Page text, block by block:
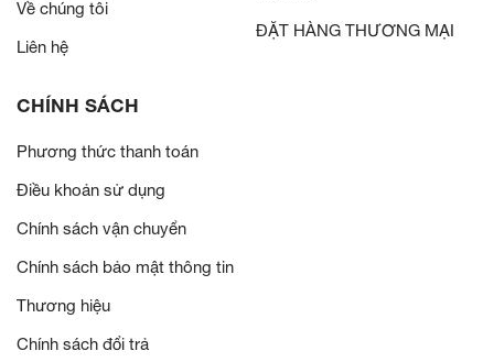
Về chúng tôi
Liên hệ
ĐẶT HÀNG THƯƠNG MẠI
CHÍNH SÁCH
Phương thức thanh toán
Điều khoản sử dụng
Chính sách vận chuyển
Chính sách bảo mật thông tin
Thương hiệu
Chính sách đổi trả